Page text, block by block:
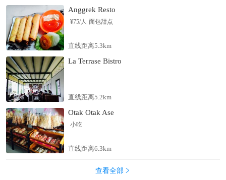
Anggrek Resto
¥75/人 面包甜点
直线距离5.3km
La Terrase Bistro
直线距离5.2km
Otak Otak Ase
小吃
直线距离6.3km
查看全部 